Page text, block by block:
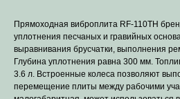
Прямоходная виброплита RF-110TH
уплотнения песчаных и гравийных
выравнивания брусчатки, выполнения
Глубина уплотнения равна 300 мм.
3.6 л. Встроенные колеса позволяют
перемещение плиты между рабочими